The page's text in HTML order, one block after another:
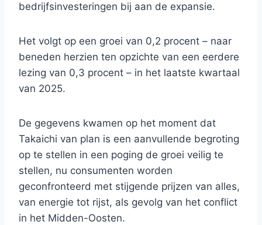
bedrijfsinvesteringen bij aan de expansie.
Het volgt op een groei van 0,2 procent – ​​naar
beneden herzien ten opzichte van een eerdere
lezing van 0,3 procent – ​​in het laatste kwartaal
van 2025.
De gegevens kwamen op het moment dat
Takaichi van plan is een aanvullende begroting
op te stellen in een poging de groei veilig te
stellen, nu consumenten worden
geconfronteerd met stijgende prijzen van alles,
van energie tot rijst, als gevolg van het conflict
in het Midden-Oosten.